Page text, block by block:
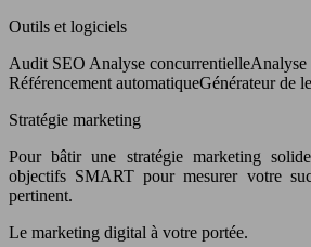
Outils et logiciels
Audit SEO Analyse concurrentielleAnalyse
Référencement automatiqueGénérateur de
Stratégie marketing
Pour bâtir une stratégie marketing
objectifs SMART pour mesurer votre
pertinent.
Le marketing digital à votre portée.